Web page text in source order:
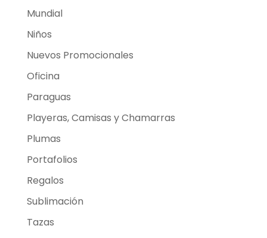
Mundial
Niños
Nuevos Promocionales
Oficina
Paraguas
Playeras, Camisas y Chamarras
Plumas
Portafolios
Regalos
Sublimación
Tazas